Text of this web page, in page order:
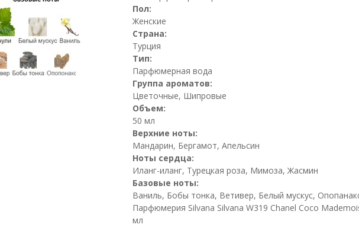
Пол:
Женские
Страна:
Турция
Тип:
Парфюмерная вода
Группа ароматов:
Цветочные, Шипровые
Объем:
50 мл
Верхние ноты:
Мандарин, Бергамот, Апельсин
Ноты сердца:
Иланг-иланг, Турецкая роза, Мимоза, Жасмин
Базовые ноты:
Ваниль, Бобы тонка, Ветивер, Белый мускус,
Парфюмерия Silvana Silvana W319 Chanel Coco
мл